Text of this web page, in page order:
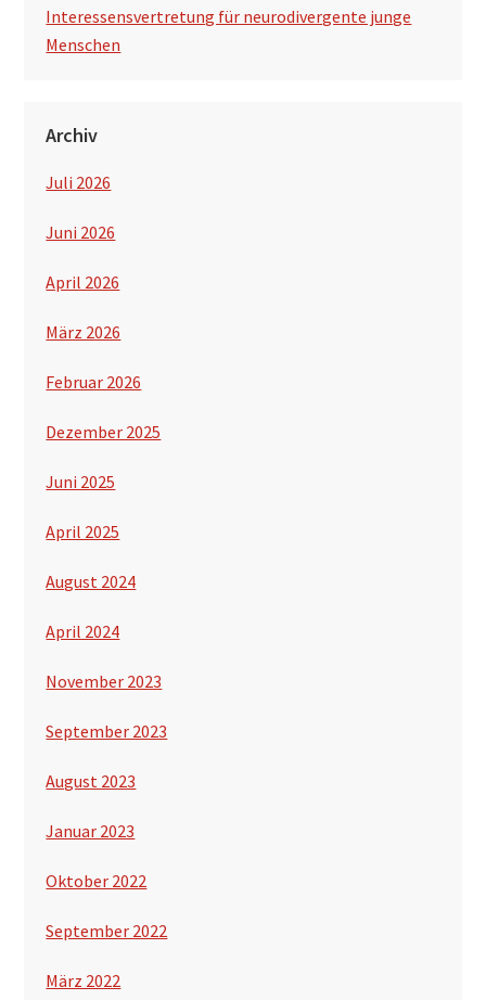
Interessensvertretung für neurodivergente junge
Menschen
Archiv
Juli 2026
Juni 2026
April 2026
März 2026
Februar 2026
Dezember 2025
Juni 2025
April 2025
August 2024
April 2024
November 2023
September 2023
August 2023
Januar 2023
Oktober 2022
September 2022
März 2022